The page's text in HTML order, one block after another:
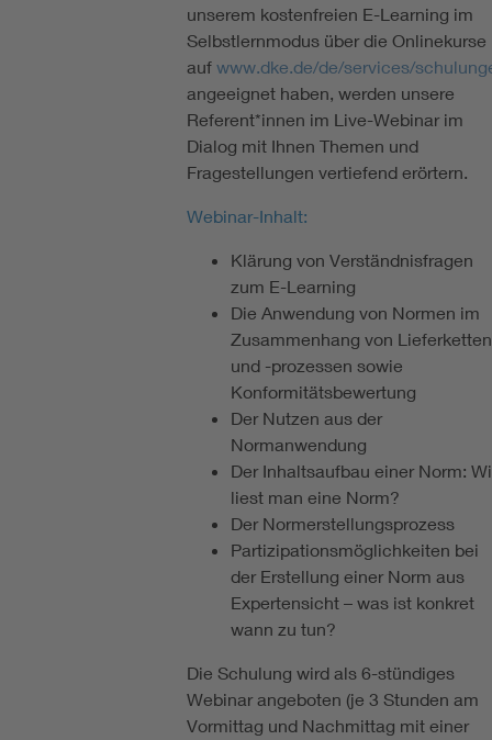
unserem kostenfreien E-Learning im
Selbstlernmodus über die Onlinekurse
auf www.dke.de/de/services/
angeeignet haben, werden unsere
Referent*innen im Live-Webinar im
Dialog mit Ihnen Themen und
Fragestellungen vertiefend erörtern.
Webinar-Inhalt:
Klärung von Verständnisfragen
zum E-Learning
Die Anwendung von Normen im
Zusammenhang von Lieferketten
und -prozessen sowie
Konformitätsbewertung
Der Nutzen aus der
Normanwendung
Der Inhaltsaufbau einer Norm:
liest man eine Norm?
Der Normerstellungsprozess
Partizipationsmöglichkeiten bei
der Erstellung einer Norm aus
Expertensicht – was ist konkret
wann zu tun?
Die Schulung wird als 6-stündiges
Webinar angeboten (je 3 Stunden am
Vormittag und Nachmittag mit einer